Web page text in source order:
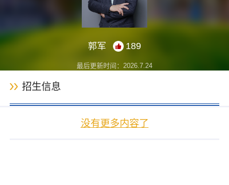
郭军 189
最后更新时间： 2026 7 24
招生信息
没有更多内容了